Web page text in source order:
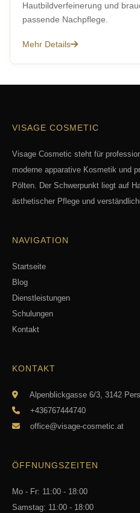
Hautbildverfeinerung und
passende Nachpflege.
Mehr Details
VISAGE COSMETIC
Visage Cosmetic steht für
moderne apparative Kosmetik und
Pölten. Der Schwerpunkt liegt auf
ästhetischer Pflege und
NAVIGATION
Startseite
Blog
Dienstleistungen
Schulungen
Kontakt
KONTAKT
Alpenblickgasse 6/3, 3142
+436767444740
office@visage-cosmetic.at
ÖFFNUNGSZEITEN
Mo - Fr: 11:00 - 18:00
Samstag: 11:00 - 18:00